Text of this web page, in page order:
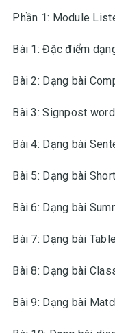
Phần 1: Module
Bài 1: Đặc điểm
Bài 2: Dạng bài
Bài 3: Signpost
Bài 4: Dạng bài
Bài 5: Dạng bài
Bài 6: Dạng bài
Bài 7: Dạng bài
Bài 8: Dạng bài
Bài 9: Dạng bài